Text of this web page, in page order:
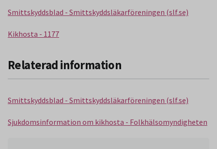
Smittskyddsblad - Smittskyddsläkarföreningen (slf.se)
Kikhosta - 1177
Relaterad information
Smittskyddsblad - Smittskyddsläkarföreningen (slf.se)
Sjukdomsinformation om kikhosta - Folkhälsomyndigheten